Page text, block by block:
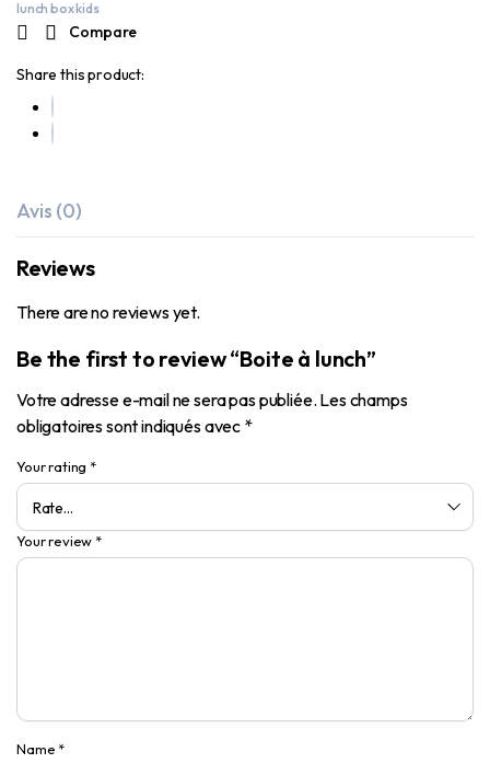
lunch box kids
Compare
Share this product:
Avis (0)
Reviews
There are no reviews yet.
Be the first to review “Boite à lunch”
Votre adresse e-mail ne sera pas publiée. Les champs
obligatoires sont indiqués avec *
Your rating *
Your review *
Name *